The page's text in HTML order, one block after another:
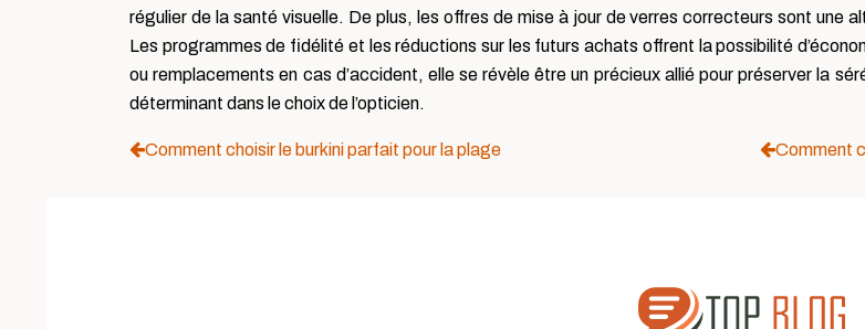
régulier de la santé visuelle. De plus, les offres de mise à jour de verres correcteurs sont une
Les programmes de fidélité et les réductions sur les futurs achats offrent la possibilité
ou remplacements en cas d’accident, elle se révèle être un précieux allié pour préserver la
déterminant dans le choix de l’opticien.
Comment choisir le burkini parfait pour la plage Comment